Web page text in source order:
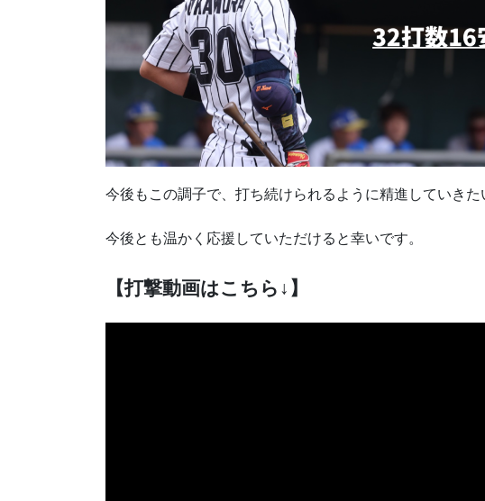
今後もこの調子で、打ち続けられるように精進していきた
今後とも温かく応援していただけると幸いです。
【打撃動画はこちら ↓ 】